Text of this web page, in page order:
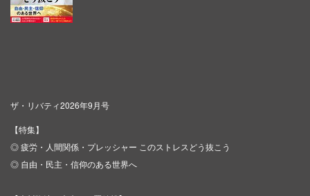
ザ・リバティ2026年9月号
【特集】
◎ 疲労・人間関係・プレッシャー このストレスどう抜こう
◎ 自由・民主・信仰のある世界へ